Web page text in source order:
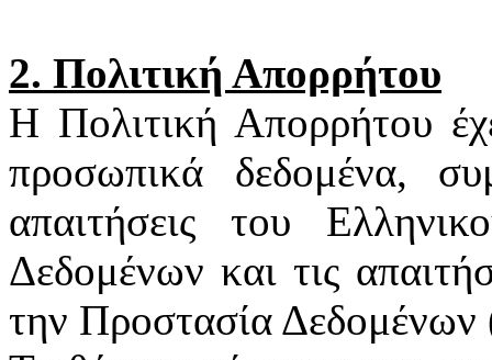
2. Πολιτική Απορρήτου
Η Πολιτική Απορρήτου
προσωπικά δεδομένα,
απαιτήσεις του
Δεδομένων και τις
την Προστασία